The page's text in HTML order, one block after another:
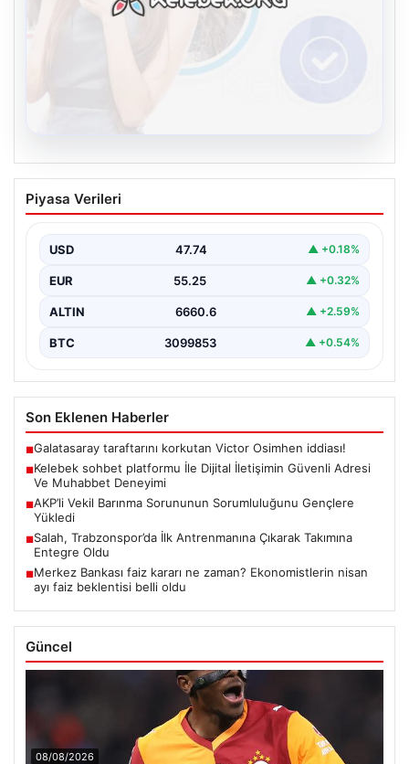
Kelebek sohbet platformu İle Dijital
İletişimin Güvenli Adresi Ve Muhabbet
Sanal çağında insanların kaliteli bir biçimde iletişim
Halen pek…
Piyasa Verileri
USD 47.74 ▲ +0.18%
EUR 55.25 ▲ +0.32%
ALTIN 6660.6 ▲ +2.59%
BTC 3099853 ▲ +0.54%
Son Eklenen Haberler
■Galatasaray taraftarını korkutan Victor Osimhen iddiası!
■Kelebek sohbet platformu İle Dijital İletişimin Güvenli Adresi
Ve Muhabbet Deneyimi
■AKP’li Vekil Barınma Sorununun Sorumluluğunu Gençlere
Yükledi
■Salah, Trabzonspor’da İlk Antrenmanına Çıkarak Takımına
Entegre Oldu
■Merkez Bankası faiz kararı ne zaman? Ekonomistlerin nisan
ayı faiz beklentisi belli oldu
Güncel
08/08/2026